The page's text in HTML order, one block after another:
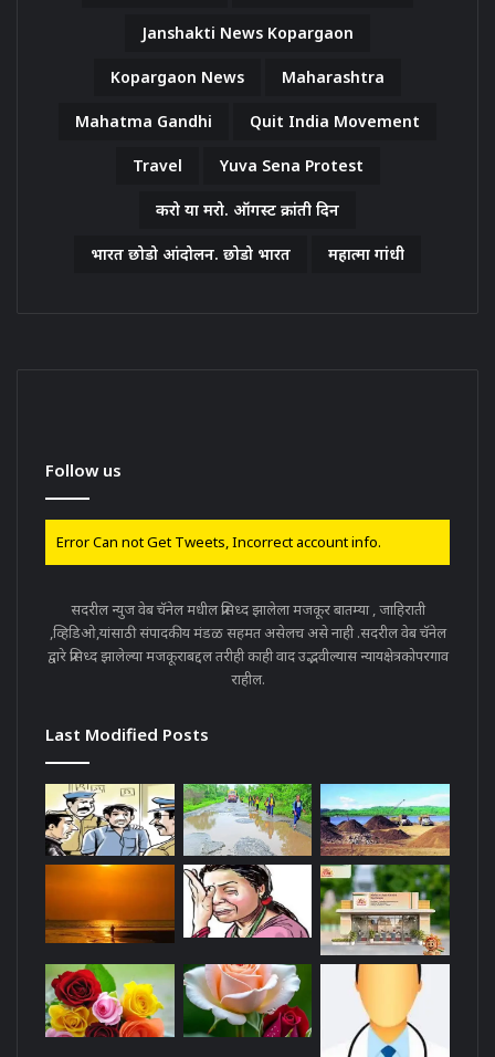
Janshakti News Kopargaon
Kopargaon News Maharashtra
Mahatma Gandhi Quit India Movement
Travel Yuva Sena Protest
करो या मरो. ऑगस्ट क्रांती दिन
भारत छोडो आंदोलन. छोडो भारत महात्मा गांधी
Follow us
Error Can not Get Tweets, Incorrect account info.
सदरील न्युज वेब चॅनेल मधील प्रसिध्द झालेला मजकूर बातम्या , जाहिराती
,व्हिडिओ,यांसाठी संपादकीय मंडळ सहमत असेलच असे नाही .सदरील वेब चॅनेल
द्वारे प्रसिध्द झालेल्या मजकूराबद्दल तरीही काही वाद उद्भवील्यास न्यायक्षेत्रकोपरगाव
राहील.
Last Modified Posts